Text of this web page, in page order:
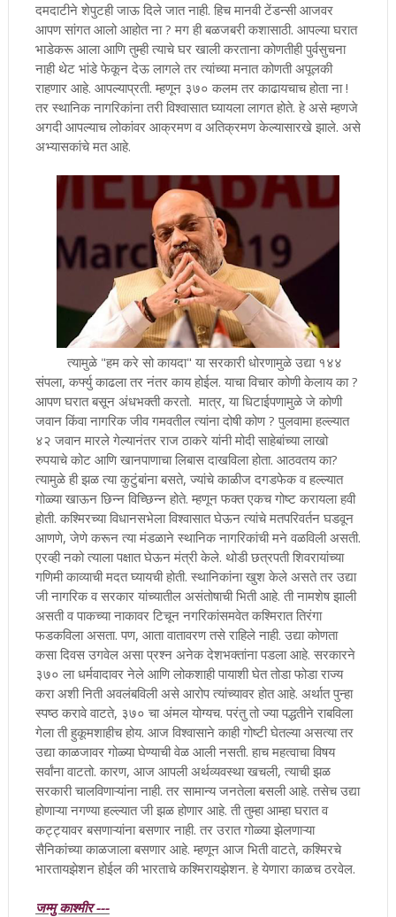
दमदाटीने शेपुटही जाऊ दिले जात नाही. हिच मानवी टेंडन्सी आजवर
आपण सांगत आलो आहोत ना ? मग ही बळजबरी कशासाठी. आपल्या घरात
भाडेकरू आला आणि तुम्ही त्याचे घर खाली करताना कोणतीही पुर्वसुचना
नाही थेट भांडे फेकून देऊ लागले तर त्यांच्या मनात कोणती अपूलकी
राहणार आहे. आपल्याप्रती. म्हणून ३७० कलम तर काढायचाच होता ना !
तर स्थानिक नागरिकांना तरी विश्वासात घ्यायला लागत होते. हे असे म्हणजे
अगदी आपल्याच लोकांवर आक्रमण व अतिक्रमण केल्यासारखे झाले. असे
अभ्यासकांचे मत आहे.
त्यामुळे "हम करे सो कायदा" या सरकारी धोरणामुळे उद्या १४४
संपला, कर्फ्यु काढला तर नंतर काय होईल. याचा विचार कोणी केलाय का ?
आपण घरात बसून अंधभक्ती करतो. मात्र, या धिटाईपणामुळे जे कोणी
जवान किंवा नागरिक जीव गमवतील त्यांना दोषी कोण ? पुलवामा हल्ल्यात
४२ जवान मारले गेल्यानंतर राज ठाकरे यांनी मोदी साहेबांच्या लाखो
रुपयाचे कोट आणि खानपाणाचा लिबास दाखविला होता. आठवतय का?
त्यामुळे ही झळ त्या कुटुंबांना बसते, ज्यांचे काळीज दगडफेक व हल्ल्यात
गोळ्या खाऊन छिन्न विच्छिन्न होते. म्हणून फक्त एकच गोष्ट करायला हवी
होती. कश्मिरच्या विधानसभेला विश्वासात घेऊन त्यांचे मतपरिवर्तन घडवून
आणणे, जेणे करून त्या मंडळाने स्थानिक नागरिकांची मने वळविली असती.
एरव्ही नको त्याला पक्षात घेऊन मंत्री केले. थोडी छत्रपती शिवरायांच्या
गणिमी काव्याची मदत घ्यायची होती. स्थानिकांना खुश केले असते तर उद्या
जी नागरिक व सरकार यांच्यातील असंतोषाची भिती आहे. ती नामशेष झाली
असती व पाकच्या नाकावर टिचून नगरिकांसमवेत कश्मिरात तिरंगा
फडकविला असता. पण, आता वातावरण तसे राहिले नाही. उद्या कोणता
कसा दिवस उगवेल असा प्रश्न अनेक देशभक्तांना पडला आहे. सरकारने
३७० ला धर्मवादावर नेले आणि लोकशाही पायाशी घेत तोडा फोडा राज्य
करा अशी निती अवलंबविली असे आरोप त्यांच्यावर होत आहे. अर्थात पुन्हा
स्पष्ठ करावे वाटते, ३७० चा अंमल योग्यच. परंतु तो ज्या पद्धतीने राबविला
गेला ती हुकूमशाहीच होय. आज विश्वासाने काही गोष्टी घेतल्या असत्या तर
उद्या काळजावर गोळ्या घेण्याची वेळ आली नसती. हाच महत्वाचा विषय
सर्वांना वाटतो. कारण, आज आपली अर्थव्यवस्था खचली, त्याची झळ
सरकारी चालविणाऱ्यांना नाही. तर सामान्य जनतेला बसली आहे. तसेच उद्या
होणाऱ्या नगण्या हल्ल्यात जी झळ होणार आहे. ती तुम्हा आम्हा घरात व
कट्ट्यावर बसणाऱ्यांना बसणार नाही. तर उरात गोळ्या झेलणाऱ्या
सैनिकांच्या काळजाला बसणार आहे. म्हणून आज भिती वाटते, कश्मिरचे
भारतायझेशन होईल की भारताचे कश्मिरायझेशन. हे येणारा काळच ठरवेल.
जम्मु काश्मीर ---